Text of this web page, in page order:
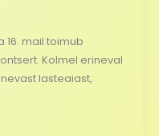
16. mail toimub
Kolmel erineval
lasteaiast,